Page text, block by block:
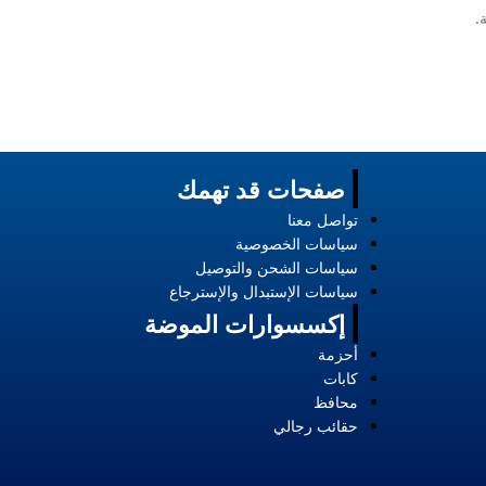
صفحات قد تهمك
تواصل معنا
سياسات الخصوصية
سياسات الشحن والتوصيل
سياسات الإستبدال والإسترجاع
إكسسوارات الموضة
أحزمة
كابات
محافظ
حقائب رجالي